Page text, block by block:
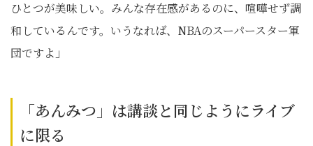
ひとつが美味しい。みんな存在感があるのに、喧嘩せず調
和しているんです。いうなれば、NBAのスーパースター軍
団ですよ」
「あんみつ」は講談と同じようにライブ
に限る